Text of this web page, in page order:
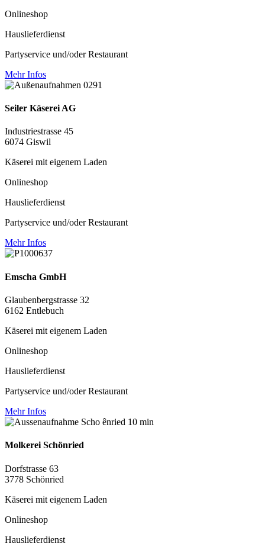
Onlineshop
Hauslieferdienst
Partyservice und/oder Restaurant
Mehr Infos
Seiler Käserei AG
Industriestrasse 45
6074 Giswil
Käserei mit eigenem Laden
Onlineshop
Hauslieferdienst
Partyservice und/oder Restaurant
Mehr Infos
Emscha GmbH
Glaubenbergstrasse 32
6162 Entlebuch
Käserei mit eigenem Laden
Onlineshop
Hauslieferdienst
Partyservice und/oder Restaurant
Mehr Infos
Molkerei Schönried
Dorfstrasse 63
3778 Schönried
Käserei mit eigenem Laden
Onlineshop
Hauslieferdienst